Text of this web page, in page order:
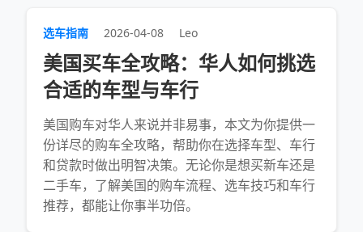
选车指南 2026-04-08 Leo
美国买车全攻略：华人如何挑选
合适的车型与车行
美国购车对华人来说并非易事，本文为你提供一
份详尽的购车全攻略，帮助你在选择车型、车行
和贷款时做出明智决策。无论你是想买新车还是
二手车，了解美国的购车流程、选车技巧和车行
推荐，都能让你事半功倍。